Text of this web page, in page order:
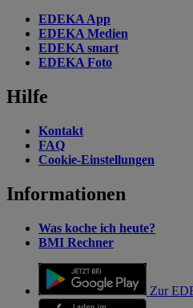
EDEKA App
EDEKA Medien
EDEKA smart
EDEKA Foto
Hilfe
Kontakt
FAQ
Cookie-Einstellungen
Informationen
Was koche ich heute?
BMI Rechner
Zur